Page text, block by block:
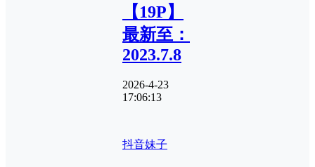
【19P】
最新至：
2023.7.8
2026-4-23
17:06:13
抖音妹子